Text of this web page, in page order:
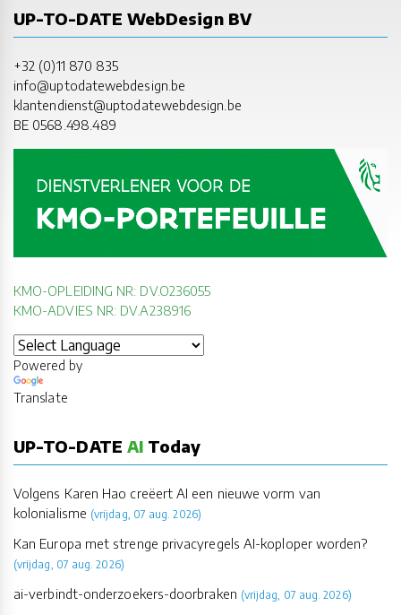
UP-TO-DATE WebDesign BV
+32 (0)11 870 835
info@uptodatewebdesign.be
klantendienst@uptodatewebdesign.be
BE 0568.498.489
KMO-OPLEIDING NR: DV.O236055
KMO-ADVIES NR: DV.A238916
Powered by
Translate
UP-TO-DATE AI Today
Volgens Karen Hao creëert AI een nieuwe vorm van
kolonialisme (vrijdag, 07 aug. 2026)
Kan Europa met strenge privacyregels AI-koploper worden?
(vrijdag, 07 aug. 2026)
ai-verbindt-onderzoekers-doorbraken (vrijdag, 07 aug. 2026)